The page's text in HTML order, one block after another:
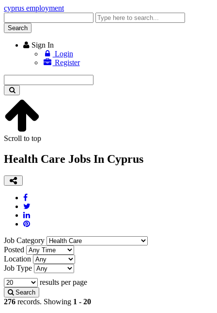
cyprus employment
keyword
Search
Sign In
Login
Register
keyword
Scroll to top
Health Care Jobs In Cyprus
Job Category
Posted
Location
Job Type
results per page
Search
276 records. Showing 1 - 20